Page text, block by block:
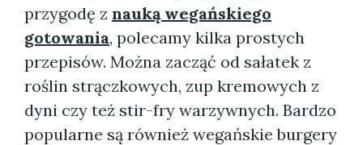
przygodę z nauką wegańskiego
gotowania, polecamy kilka prostych
przepisów. Można zacząć od sałatek z
roślin strączkowych, zup kremowych z
dyni czy też stir-fry warzywnych. Bardzo
popularne są również wegańskie burgery